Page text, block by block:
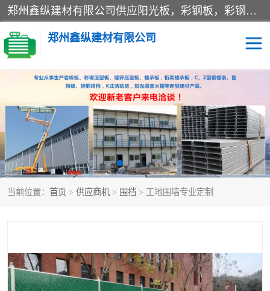
郑州鑫纵建材有限公司供应阳光板，彩钢板，彩钢钢构工程是一家集生产销售租赁安装于一体的企业，主要生产PC采光板，耐力板，仿古琉璃采光板，岩棉板、彩钢压型板、镀锌压型板、桁架楼承板，C、Z型钢檩条、围挡板、轻钢结构，阳光温室大棚等新型建材产品。公司旗下有多台移动式高空压瓦机租赁，承接全国各地业务，专业对外租赁各种型号压瓦机。
郑州鑫纵建材有限公司
当前位置： 首页 > 供应商机 > 围挡 > 工地围墙专业定制
高空瓦机租赁 ASA合成树脂仿古瓦
CZ型钢 FRP采光板
PC多层板 PC耐力板
建筑围挡 楼层板
岩棉板 钢结构配件
围挡 彩钢板